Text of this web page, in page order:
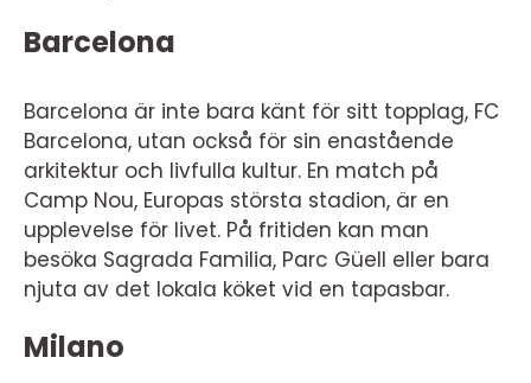
Barcelona
Barcelona är inte bara känt för sitt topplag, FC
Barcelona, utan också för sin enastående
arkitektur och livfulla kultur. En match på
Camp Nou, Europas största stadion, är en
upplevelse för livet. På fritiden kan man
besöka Sagrada Familia, Parc Güell eller bara
njuta av det lokala köket vid en tapasbar.
Milano